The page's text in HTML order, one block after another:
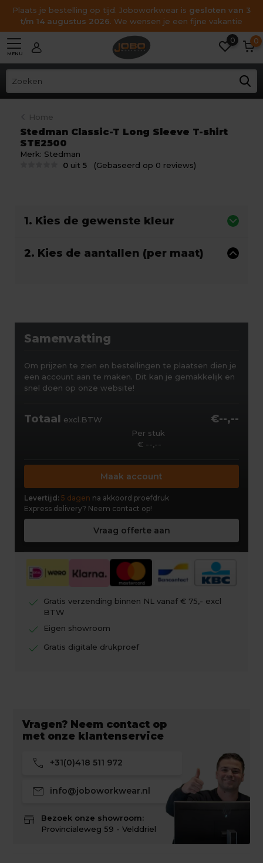
Plaats je bestelling op tijd. Joboworkwear is gesloten van 3
t/m 14 augustus 2026. We wensen je een fijne vakantie
MENU
0 0
Home
Stedman Classic-T Long Sleeve T-shirt
STE2500
Merk: Stedman
0 uit5 (Gebaseerd op 0 reviews)
1. Kies de gewenste kleur
2. Kies de aantallen (per maat)
Samenvatting
Om prijzen te zien en bestellingen te plaatsen dien je
een account aan te maken. Dit kan je gemakkelijk en
snel doen op onze website!
Totaal excl.BTW €--,--
Per stuk
€ --,--
Maak account
Levertijd: 5 dagen na akkoord proefdruk
Express delivery? Neem contact op!
Vraag offerte aan
check
Gratis verzending binnen NL vanaf € 75,- excl
BTW
check Eigen showroom
check Gratis digitale drukproef
Vragen? Neem contact op
met onze klantenservice
call +31(0)418 511 972
mail info@joboworkwear.nl
store
Bezoek onze showroom:
Provincialeweg 59 - Velddriel